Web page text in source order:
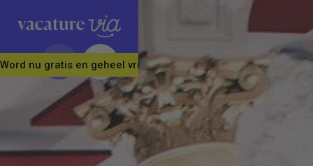
Word nu gratis en geheel vrijblijvend lid van ons Vacature Via